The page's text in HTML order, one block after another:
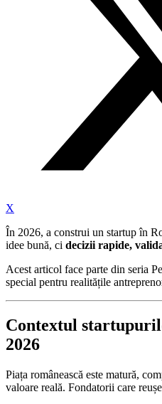
X
În 2026, a construi un startup în
idee bună, ci decizii rapide,
Acest articol face parte din seria
special pentru realitățile
Contextul
2026
Piața românească este matură,
valoare reală. Fondatorii care